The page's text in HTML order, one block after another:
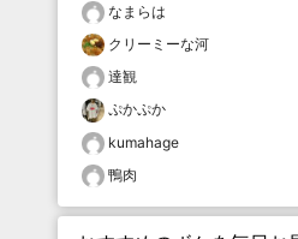
なまらは
クリーミーな河
達観
ぷかぷか
kumahage
鴨肉